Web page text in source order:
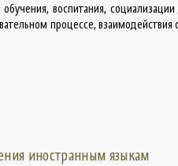
воспитания,
процессе,
иностранным языкам